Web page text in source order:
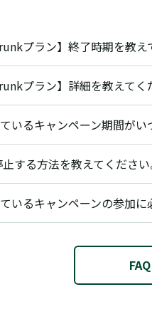
プラン】終了時期を教え
プラン】詳細を教えてく
いるキャンペーン期間がい
する方法を教えてください
いるキャンペーンの参加